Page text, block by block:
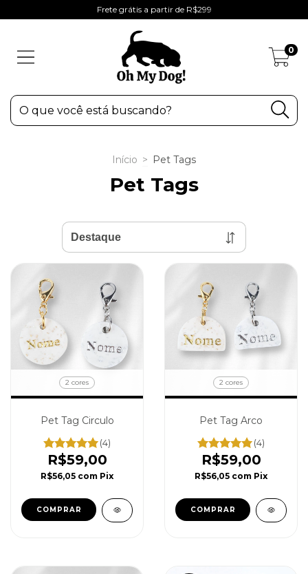
Frete grátis a partir de R$299
0
Início > Pet Tags
Pet Tags
2 cores
Pet Tag Circulo
(4)
R$59,00
R$56,05 com Pix
COMPRAR
2 cores
Pet Tag Arco
(4)
R$59,00
R$56,05 com Pix
COMPRAR